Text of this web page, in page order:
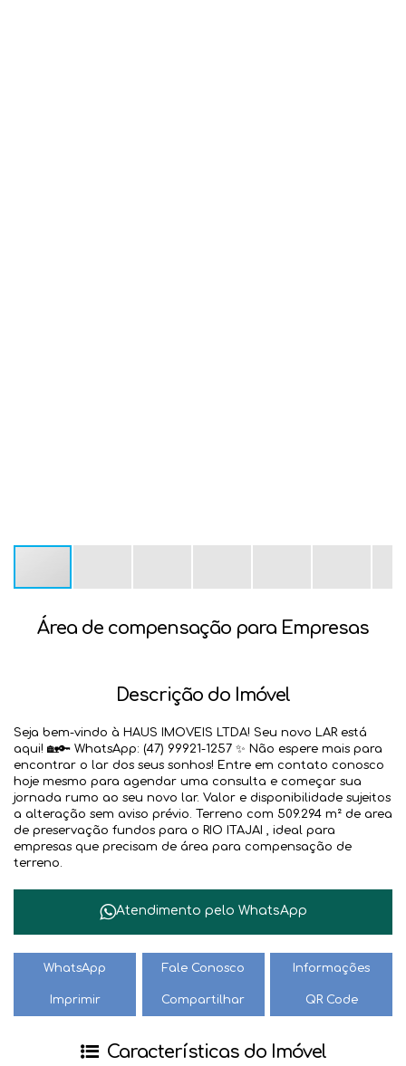
Área de compensação para Empresas
Descrição do Imóvel
Seja bem-vindo à HAUS IMOVEIS LTDA! Seu novo LAR está
aqui! 🏡🔑 WhatsApp: (47) 99921-1257 ✨ Não espere mais para
encontrar o lar dos seus sonhos! Entre em contato conosco
hoje mesmo para agendar uma consulta e começar sua
jornada rumo ao seu novo lar. Valor e disponibilidade sujeitos
a alteração sem aviso prévio. Terreno com 509.294 m² de area
de preservação fundos para o RIO ITAJAI , ideal para
empresas que precisam de área para compensação de
terreno.
Atendimento pelo WhatsApp
WhatsApp Fale Conosco Informações
Imprimir Compartilhar QR Code
Características do Imóvel